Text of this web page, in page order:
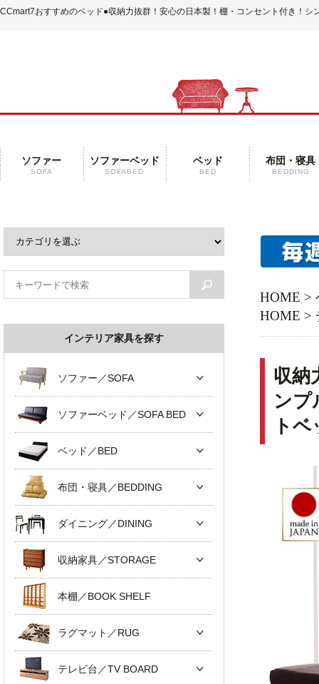
CCmart7おすすめのベッド●収納力抜群！安心の日本製！棚・コンセント付き！
ソファー
SOFA
ソファーベッド
SOFABED
ベッド
BED
布団・寝具
BEDDING
HOME >
HOME >
収納
ンプ
ト
インテリア家具を探す
ソファー／SOFA
ソファーベッド／SOFA BED
ベッド／BED
布団・寝具／BEDDING
ダイニング／DINING
収納家具／STORAGE
本棚／BOOK SHELF
ラグマット／RUG
テレビ台／TV BOARD